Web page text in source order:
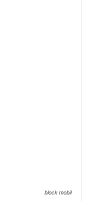
block mobil